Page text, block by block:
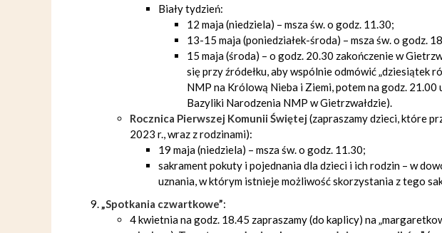
Biały tydzień:
12 maja (niedziela) – msza św. o godz. 11.30;
13-15 maja (poniedziałek-środa) – msza św. o godz.
15 maja (środa) – o godz. 20.30 zakończenie w
się przy źródełku, aby wspólnie odmówić „dziesiątek
NMP na Królową Nieba i Ziemi, potem na godz. 21.00
Bazyliki Narodzenia NMP w Gietrzwałdzie).
Rocznica Pierwszej Komunii Świętej (zapraszamy dzieci, które
2023 r., wraz z rodzinami):
19 maja (niedziela) – msza św. o godz. 11.30;
sakrament pokuty i pojednania dla dzieci i ich rodzin – w
uznania, w którym istnieje możliwość skorzystania z tego
„Spotkania czwartkowe”:
4 kwietnia na godz. 18.45 zapraszamy (do kaplicy) na